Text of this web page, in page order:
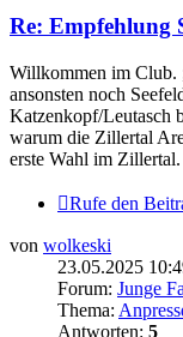
Re: Empfehlung
Willkommen im Club.
ansonsten noch
Katzenkopf/Leutasch
warum die Zillertal
erste Wahl im
Rufe den
von wolkeski
23.05.2025
Forum: Junge
Thema:
Antworten: 5